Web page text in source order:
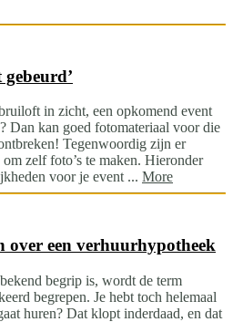
in zicht, een opkomend event
Dan kan goed fotomateriaal voor die
Tegenwoordig zijn er
zelf foto’s te maken. Hieronder
voor je event ... More
over een verhuurhypotheek
begrip is, wordt de term
begrepen. Je hebt toch helemaal
huren? Dat klopt inderdaad, en dat